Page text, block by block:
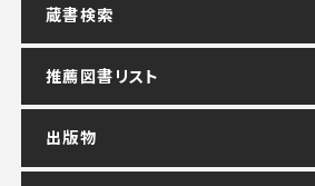
蔵書検索
推薦図書リスト
出版物